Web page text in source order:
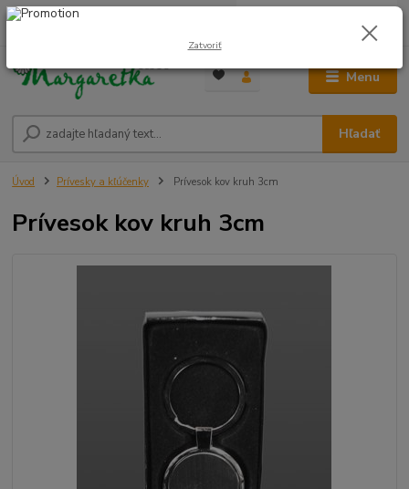
Menu
Hľadať
0948 236 042
0,00 €
Úvod Prívesky a kľúčenky Prívesok kov kruh 3cm
Prívesok kov kruh 3cm
Zatvoriť